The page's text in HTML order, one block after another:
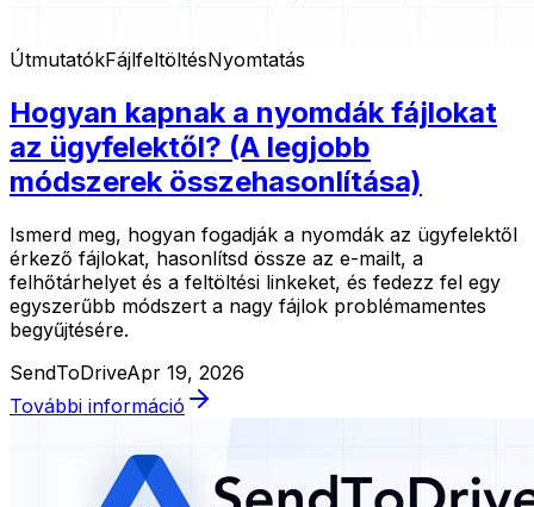
ÚtmutatókFájlfeltöltésNyomtatás
Hogyan kapnak a nyomdák fájlokat
az ügyfelektől? (A legjobb
módszerek összehasonlítása)
Ismerd meg, hogyan fogadják a nyomdák az ügyfelektől
érkező fájlokat, hasonlítsd össze az e-mailt, a
felhőtárhelyet és a feltöltési linkeket, és fedezz fel egy
egyszerűbb módszert a nagy fájlok problémamentes
begyűjtésére.
SendToDriveApr 19, 2026
További információ